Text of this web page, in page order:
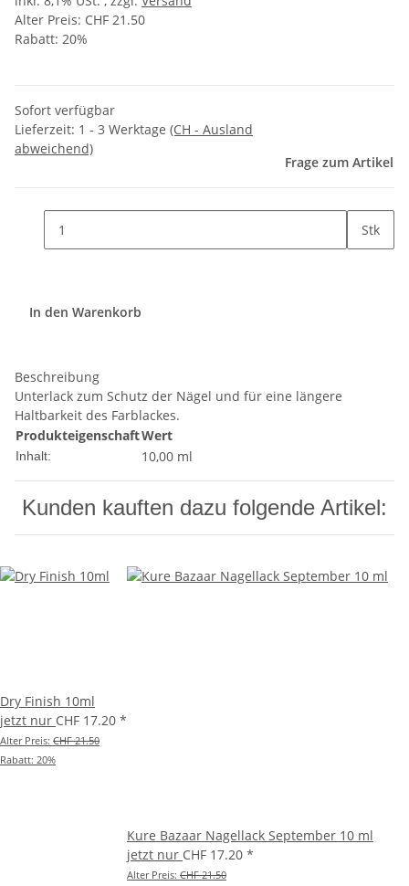
Alter Preis: CHF 21.50
Rabatt: 20%
Sofort verfügbar
Lieferzeit: 1 - 3 Werktage (CH - Ausland
abweichend)
Frage zum Artikel
Stk
In den Warenkorb
Beschreibung
Unterlack zum Schutz der Nägel und für eine längere
Haltbarkeit des Farblackes.
ProdukteigenschaftWert
Inhalt: 10,00 ml
Kunden kauften dazu folgende Artikel:
Dry Finish 10ml
jetzt nur CHF 17.20 *
Alter Preis: CHF 21.50
Rabatt: 20%
Kure Bazaar Nagellack September 10 ml
jetzt nur CHF 17.20 *
Alter Preis: CHF 21.50